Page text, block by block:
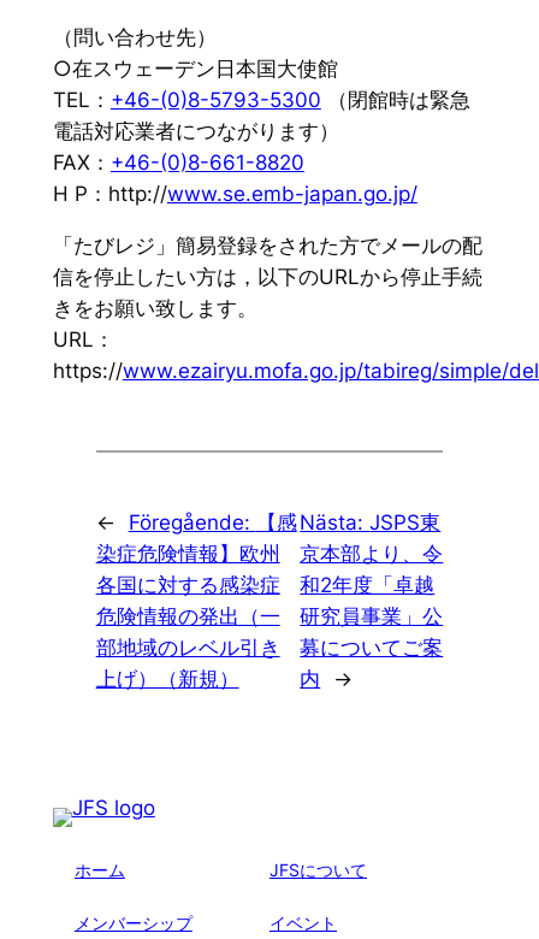
（問い合わせ先）
○在スウェーデン日本国大使館
TEL： +46-(0)8-5793-5300 （閉館時は緊急
電話対応業者につながります）
FAX： +46-(0)8-661-8820
H P：http://www.se.emb-japan.go.jp/
「たびレジ」簡易登録をされた方でメールの配
信を停止したい方は，以下のURLから停止手続
きをお願い致します。
URL：
https://www.ezairyu.mofa.go.jp/tabireg/simple/
← Föregående:
【感
染症危険情報】欧州
各国に対する感染症
危険情報の発出（一
部地域のレベル引き
上げ）（新規）
Nästa:JSPS東
京本部より、令
和2年度「卓越
研究員事業」公
募についてご案
内
→
ホーム
メンバーシップ
JFSについて
イベント